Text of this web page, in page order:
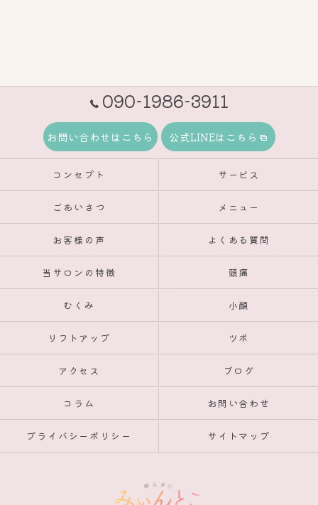
090-1986-3911
お問い合わせはこちら 公式LINEはこちら
コンセプト サービス
ごあいさつ メニュー
お客様の声 よくある質問
当サロンの特徴 頭痛
むくみ 小顔
リフトアップ ツボ
アクセス ブログ
コラム お問い合わせ
プライバシーポリシー サイトマップ